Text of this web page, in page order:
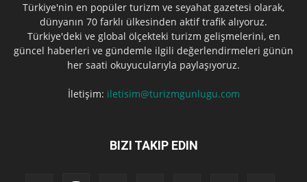
Türkiye'nin en popüler turizm ve seyahat gazetesi olarak,
dünyanın 70 farklı ülkesinden aktif trafik alıyoruz.
Türkiye'deki ve global ölçekteki turizm gelişmelerini, en
güncel haberleri ve gündemle ilgili değerlendirmeleri günün
her saati okuyucularıyla paylaşıyoruz.
İletişim: iletisim@turizmgunlugu.com
BIZI TAKIP EDIN